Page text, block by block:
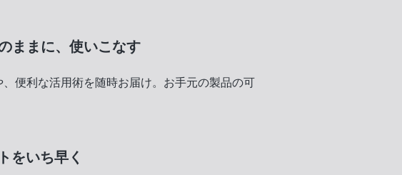
ままに、使いこなす
便利な活用術を随時お届け。お手元の製品の可
をいち早く